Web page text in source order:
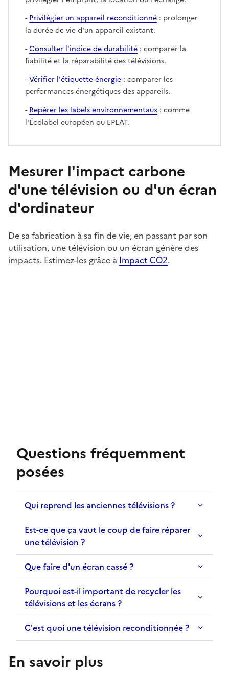
- Privilégier un appareil reconditionné : prolonger
la durée de vie d'un appareil existant.
-Consulter l'indice de durabilité : comparer la
fiabilité et la réparabilité des télévisions.
-Vérifier l'étiquette énergie : comparer les
performances énergétiques des appareils.
- Repérer les labels environnementaux : comme
l'Écolabel européen ou EPEAT.
Mesurer l'impact carbone
d'une télévision ou d'un écran
d'ordinateur
De sa fabrication à sa fin de vie, en passant par son
utilisation, une télévision ou un écran génère des
impacts. Estimez-les grâce à Impact CO2.
Questions fréquemment
posées
Qui reprend les anciennes télévisions ?
Est-ce que ça vaut le coup de faire réparer
une télévision ?
Que faire d'un écran cassé ?
Pourquoi est-il important de recycler les
télévisions et les écrans ?
C'est quoi une télévision reconditionnée ?
En savoir plus